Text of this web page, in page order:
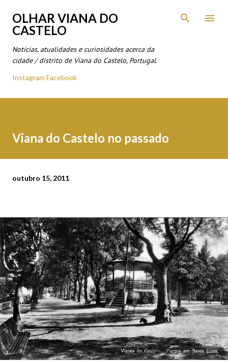
Avançar para o conteúdo principal
OLHAR VIANA DO
CASTELO
Notícias, atualidades e curiosidades acerca da
cidade / distrito de Viana do Castelo, Portugal.
Instagram Facebook
Viana do Castelo no passado
outubro 15, 2011